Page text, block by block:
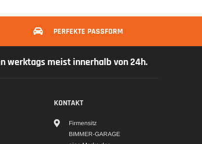
PERFEKTE PASSFORM
werktags meist innerhalb von 24h.
KONTAKT
Firmensitz
BIMMER-GARAGE